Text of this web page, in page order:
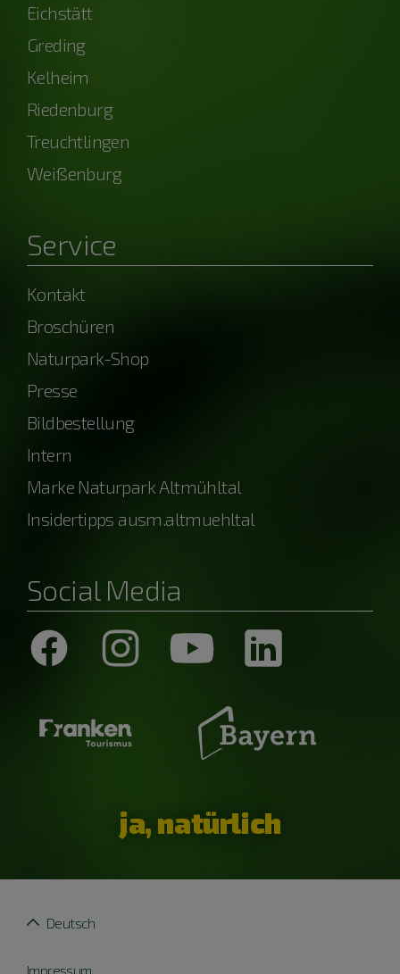
Eichstätt
Greding
Kelheim
Riedenburg
Treuchtlingen
Weißenburg
Service
Kontakt
Broschüren
Naturpark-Shop
Presse
Bildbestellung
Intern
Marke Naturpark Altmühltal
Insidertipps ausm.altmuehltal
Social Media
ja, natürlich
Impressum
Deutsch